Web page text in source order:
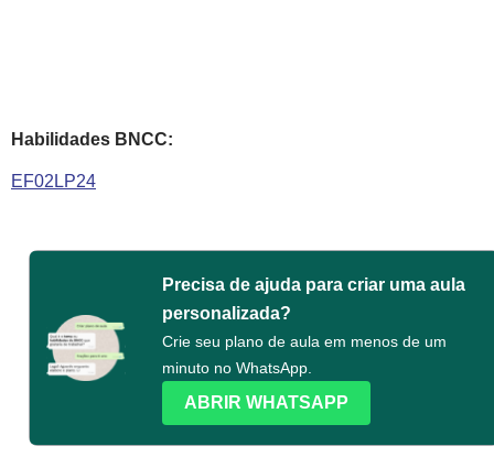
Habilidades BNCC:
EF02LP24
Precisa de ajuda para criar uma aula
personalizada?
Crie seu plano de aula em menos de um
minuto no WhatsApp.
ABRIR WHATSAPP